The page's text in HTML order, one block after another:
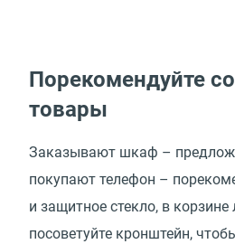
Порекомендуйте
товары
Заказывают шкаф –
покупают телефон –
и защитное стекло, в корзине
посоветуйте кронштейн,